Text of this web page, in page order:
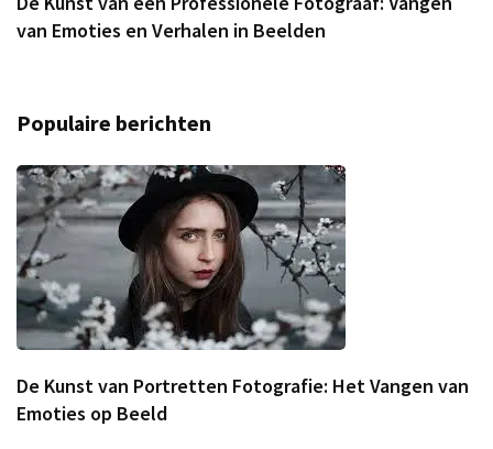
van Emoties en Verhalen in Beelden
Populaire berichten
De Kunst van Portretten Fotografie: Het Vangen van
Emoties op Beeld